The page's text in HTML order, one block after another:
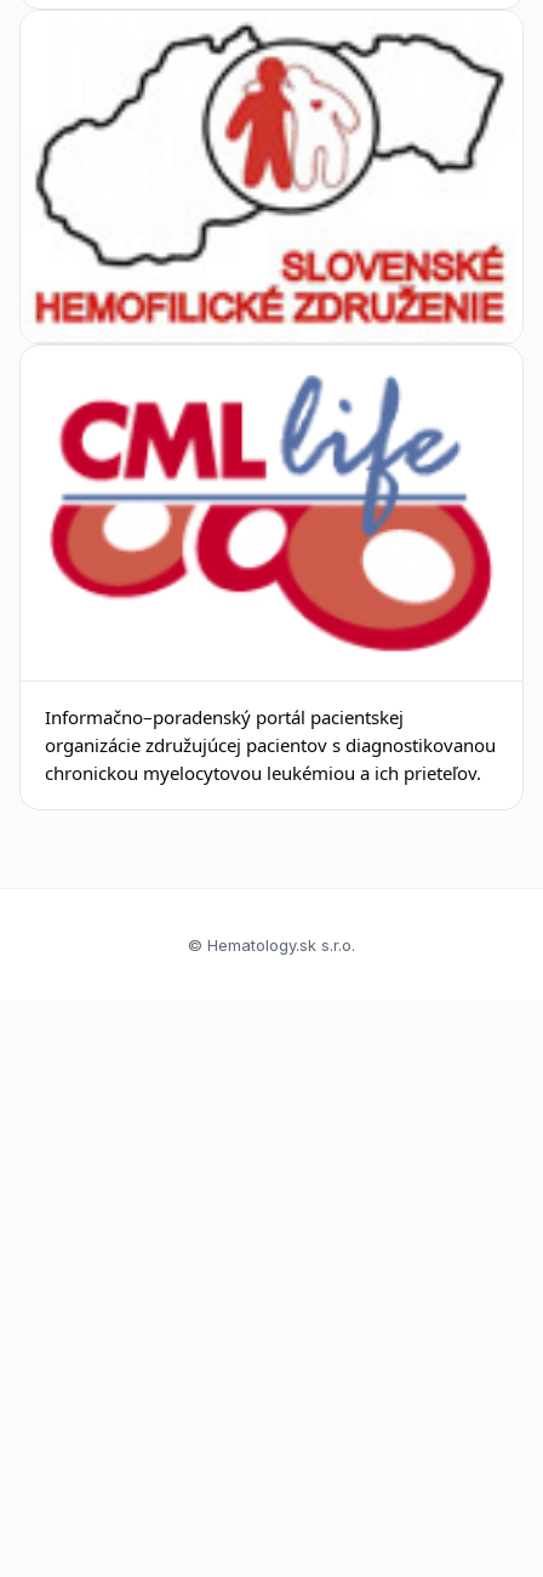
Informačno–poradenský portál pacientskej
organizácie združujúcej pacientov s diagnostikovanou
chronickou myelocytovou leukémiou a ich prieteľov.
© Hematology.sk s.r.o.